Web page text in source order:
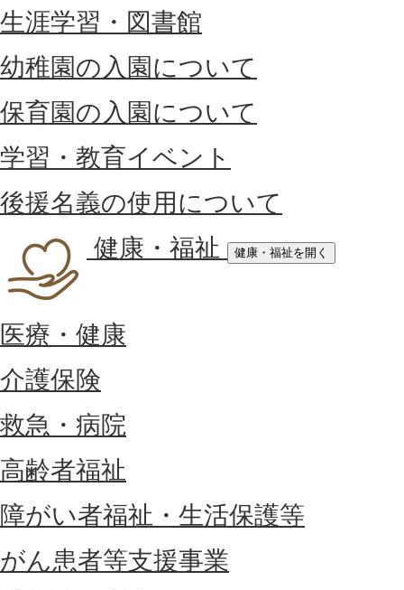
生涯学習・図書館
幼稚園の入園について
保育園の入園について
学習・教育イベント
後援名義の使用について
健康・福祉
健康・福祉を開く
医療・健康
介護保険
救急・病院
高齢者福祉
障がい者福祉・生活保護等
がん患者等支援事業